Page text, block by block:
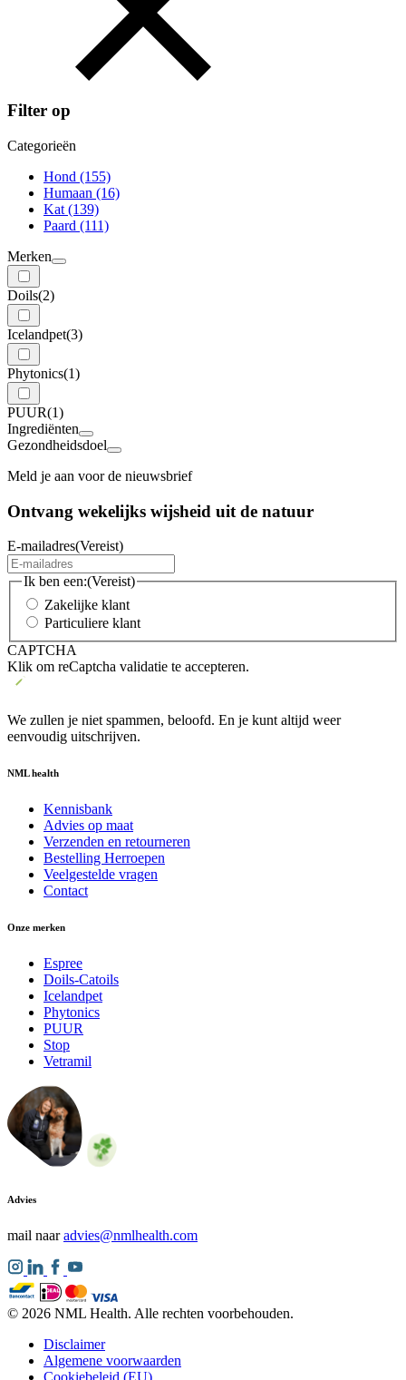
Filter op
Categorieën
Hond (155)
Humaan (16)
Kat (139)
Paard (111)
Merken
Doils(2)
Icelandpet(3)
Phytonics(1)
PUUR(1)
Ingrediënten
Gezondheidsdoel
Meld je aan voor de nieuwsbrief
Ontvang wekelijks wijsheid uit de natuur
E-mailadres(Vereist)
Ik ben een:(Vereist)
Zakelijke klant
Particuliere klant
CAPTCHA
Klik om reCaptcha validatie te accepteren.
We zullen je niet spammen, beloofd. En je kunt altijd weer
eenvoudig uitschrijven.
NML health
Kennisbank
Advies op maat
Verzenden en retourneren
Bestelling Herroepen
Veelgestelde vragen
Contact
Onze merken
Espree
Doils-Catoils
Icelandpet
Phytonics
PUUR
Stop
Vetramil
Advies
mail naaradvies@nmlhealth.com
© 2026 NML Health. Alle rechten voorbehouden.
Disclaimer
Algemene voorwaarden
Cookiebeleid (EU)